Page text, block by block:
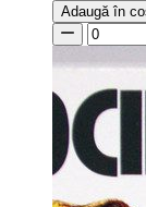
Adaugă în